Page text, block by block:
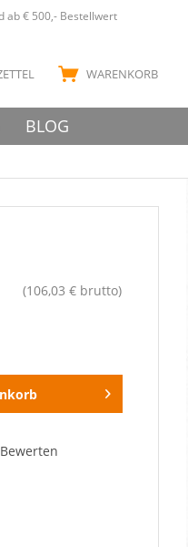
ab € 500,- Bestellwert
WARENKORB
BLOG
(106,03 € brutto)
Bewerten